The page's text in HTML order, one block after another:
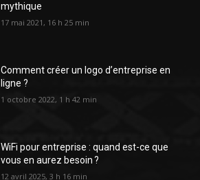
mythique
17 mai 2021, 16 h 25 min
Comment créer un logo d’entreprise en
ligne ?
1 octobre 2022, 1 h 42 min
WiFi pour entreprise : quand est-ce que
vous en aurez besoin ?
12 avril 2025, 3 h 16 min